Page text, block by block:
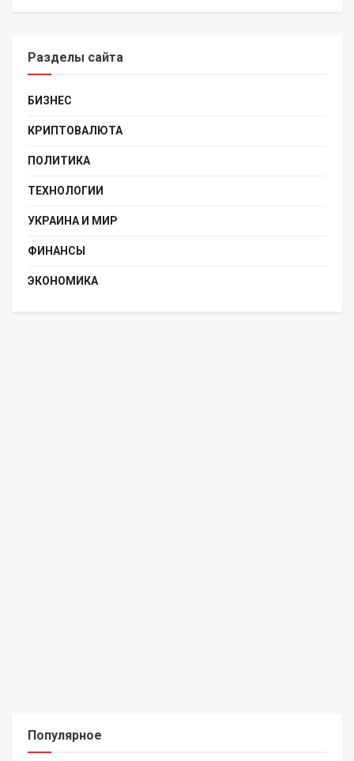
Разделы сайта
БИЗНЕС
КРИПТОВАЛЮТА
ПОЛИТИКА
ТЕХНОЛОГИИ
УКРАИНА И МИР
ФИНАНСЫ
ЭКОНОМИКА
Популярное